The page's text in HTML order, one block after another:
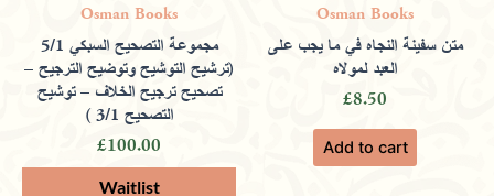
Osman Books
مجموعة التصحيح السبكي 5/1
(ترشيح التوشيح وتوضيح الترجيح –
تصحيح ترجيح الخلاف – توشيح
التصحيح 3/1 )
£100.00
Osman Books
متن سفينة النجاه في ما يجب على
العبد لمولاه
£8.50
Add to cart